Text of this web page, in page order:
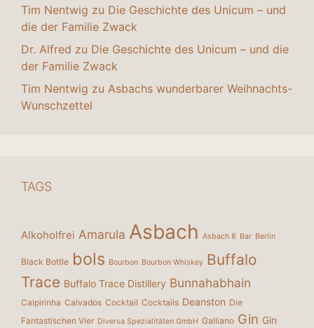
Tim Nentwig zu Die Geschichte des Unicum – und
die der Familie Zwack
Dr. Alfred zu Die Geschichte des Unicum – und die
der Familie Zwack
Tim Nentwig zu Asbachs wunderbarer Weihnachts-
Wunschzettel
TAGS
Alkoholfrei Amarula Asbach Asbach 8 Bar Berlin
Black Bottle bols Bourbon Bourbon Whiskey Buffalo
Trace Buffalo Trace Distillery Bunnahabhain
Caipirinha Calvados Cocktail Cocktails Deanston Die
Fantastischen Vier Diversa Spezialitäten GmbH Galliano Gin Gin